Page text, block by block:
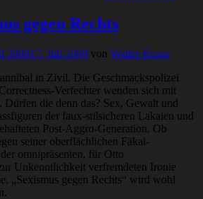
gegen Rechts
200917. Juli 2009 von Walter Kraus
in Zivil. Die Geschmackspolizei
Verfechter wenden sich mit
Dürfen die denn das? Sex, Gewalt und
der faux-stilsicheren Lakaien und
Post-Aggro-Generation. Ob
seiner oberflächlichen Fäkal-
omnipräsenten, für Otto
Unkenntlichkeit verfremdeten Ironie
„Sexismus gegen Rechts“ wird wohl